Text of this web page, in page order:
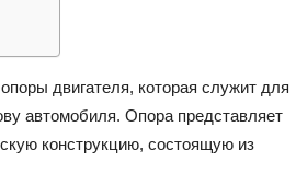
двигателя, которая служит для
автомобиля. Опора представляет
конструкцию, состоящую из